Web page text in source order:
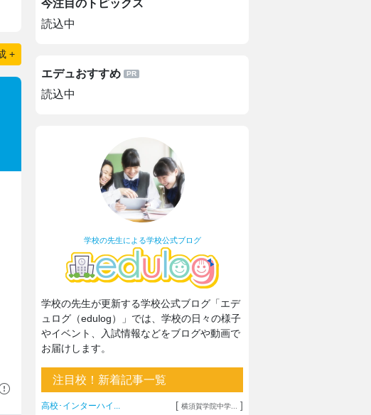
+
今注目のトピックス
読込中
エデュおすすめ
読込中
学校の先生による学校公式ブログ
学校の先生が更新する学校公式ブログ「エデ
ュログ（edulog）」では、学校の日々の様子
やイベント、入試情報などをブログや動画で
お届けします。
注目校！新着記事一覧
高校･インターハイ... [ 横須賀学院中学... ]